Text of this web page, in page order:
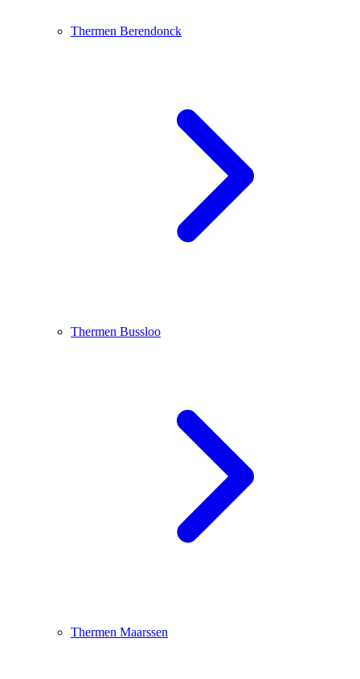
Thermen Berendonck
Thermen Bussloo
Thermen Maarssen